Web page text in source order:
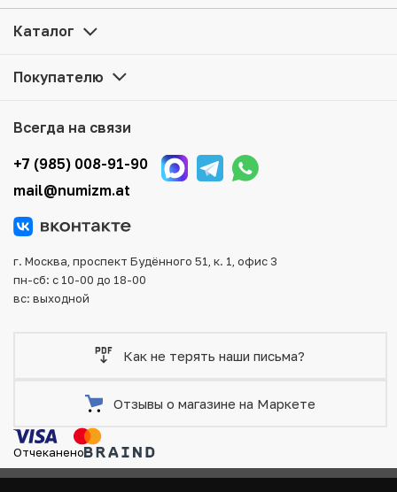
оформить заказ на сайте. Все монеты, представленные
в каталоге, находятся в наличии на нашем складе.
того, возможен самовывоз товара из офиса магазина.
тщательно упаковываются, что исключает возможность
повреждения во время доставки.
Каталог
Покупателю
Всегда на связи
+7 (985) 008-91-90
mail@numizm.at
г. Москва, проспект Будённого 51, к. 1, офис 3
пн-сб: с 10-00 до 18-00
вс: выходной
Как не терять наши письма?
Отзывы о магазине на Маркете
Отчеканено